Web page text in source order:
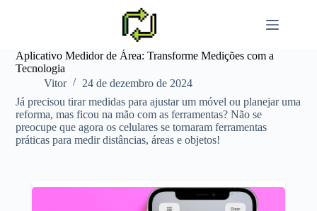
Aplicativo Medidor de Área: Transforme Medições com a
Tecnologia
Vitor
24 de dezembro de 2024
Já precisou tirar medidas para ajustar um móvel ou planejar uma
reforma, mas ficou na mão com as ferramentas? Não se
preocupe que agora os celulares se tornaram ferramentas
práticas para medir distâncias, áreas e objetos!